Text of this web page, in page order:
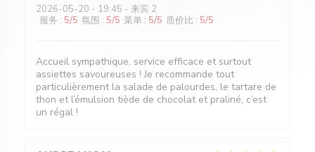
2026-05-20 - 19:45 - 来宾 2
服务 : 5/5 氛围 : 5/5 菜单 : 5/5 质价比 : 5/5
Accueil sympathique, service efficace et surtout
assiettes savoureuses ! Je recommande tout
particulièrement la salade de palourdes, le tartare de
thon et l’émulsion tiède de chocolat et praliné, c’est
un régal !